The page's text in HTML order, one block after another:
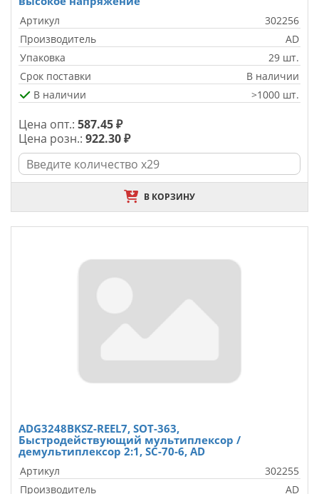
Артикул
302256
Производитель
AD
Упаковка
29 шт.
Срок поставки
В наличии
В наличии
>1000 шт.
Цена опт.: 587.45 ₽
Цена розн.: 922.30 ₽
В КОРЗИНУ
ADG3248BKSZ-REEL7, SOT-363,
Быстродействующий мультиплексор /
демультиплексор 2:1, SC-70-6, AD
Артикул
302255
Производитель
AD